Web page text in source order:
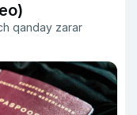
qanday zarar